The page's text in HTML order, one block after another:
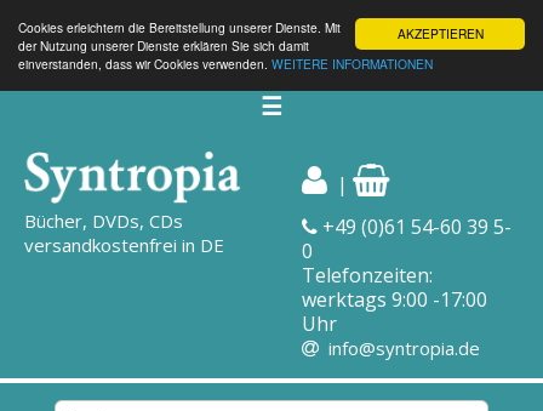
AKZEPTIEREN
Cookies erleichtern die Bereitstellung unserer Dienste. Mit
der Nutzung unserer Dienste erklären Sie sich damit
einverstanden, dass wir Cookies verwenden. WEITERE INFORMATIONEN
☰
Bücher, DVDs, CDs
versandkostenfrei in DE
|
+49 (0)61 54-60 39 5-
0
Telefonzeiten:
werktags 9:00 -17:00
Uhr
info@syntropia.de